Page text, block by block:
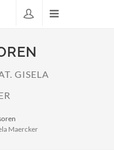
GISELA
Maercker